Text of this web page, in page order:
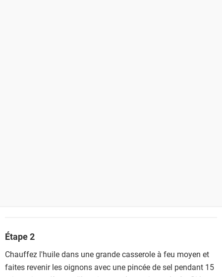
Étape 2
Chauffez l'huile dans une grande casserole à feu moyen et
faites revenir les oignons avec une pincée de sel pendant 15